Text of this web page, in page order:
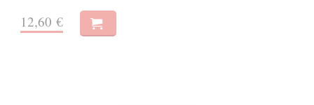
12,60 €